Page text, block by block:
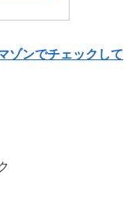
ゾンでチェックして